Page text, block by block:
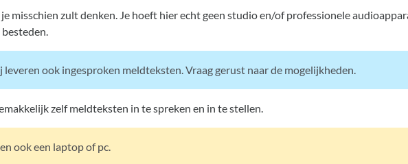
misschien zult denken. Je hoeft hier echt geen studio en/of professionele
ook ingesproken meldteksten. Vraag gerust naar de mogelijkheden.
zelf meldteksten in te spreken en in te stellen.
ook een laptop of pc.